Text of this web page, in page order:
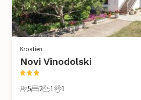
Kroatien
Novi Vinodolski
5 Gäster
5
2 Sovrum
2
1 Badrum
1
1 Husdjur
1